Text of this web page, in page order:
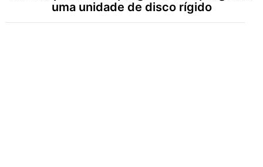
uma unidade de disco rígido